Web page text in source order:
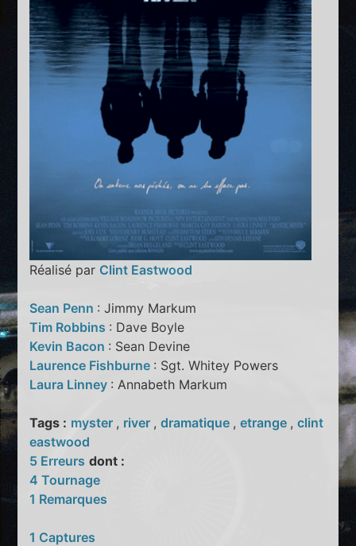
Réalisé par Clint Eastwood
Sean Penn : Jimmy Markum
Tim Robbins : Dave Boyle
Kevin Bacon : Sean Devine
Laurence Fishburne : Sgt. Whitey Powers
Laura Linney : Annabeth Markum
Tags : myster , river ,dramatique ,etrange ,clint
eastwood
5 Erreurs dont :
4 Tournage
1 Remarques
1 Captures